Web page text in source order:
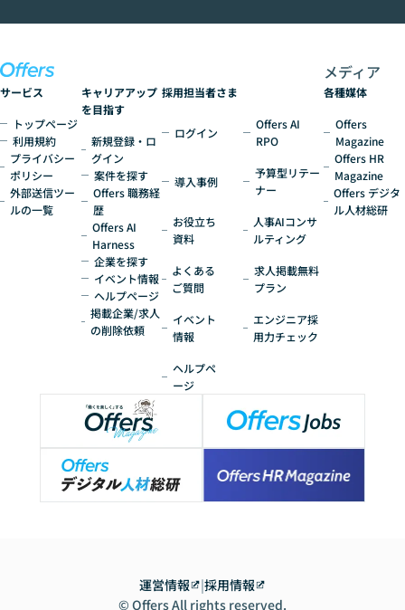
いう方にこそ参加いただきたいイベントで
サービス
トップページ
利用規約
プライバシー
ポリシー
外部送信ツー
ルの一覧
キャリアアップ
を目指す
新規登録・ロ
グイン
案件を探す
Offers 職務経
歴
Offers AI
Harness
企業を探す
イベント情報
ヘルプページ
掲載企業/求人
の削除依頼
採用担当者さま
ログイン
導入事例
お役立ち
資料
よくある
ご質問
イベント
情報
ヘルプペ
ージ
Offers AI
RPO
予算型リテー
ナー
人事AIコンサ
ルティング
求人掲載無料
プラン
エンジニア採
用力チェック
メディア
各種媒体
Offers
Magazine
Offers HR
Magazine
Offers デジタ
ル人材総研
運営情報 |採用情報
© Offers All rights reserved.